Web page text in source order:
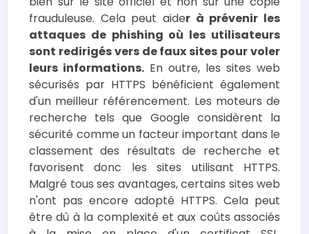
frauduleuse. Cela peut aider à prévenir les
attaques de phishing où les utilisateurs
sont redirigés vers de faux sites pour voler
leurs informations. En outre, les sites web
sécurisés par HTTPS bénéficient également
d'un meilleur référencement. Les moteurs de
recherche tels que Google considèrent la
sécurité comme un facteur important dans le
classement des résultats de recherche et
favorisent donc les sites utilisant HTTPS.
Malgré tous ses avantages, certains sites web
n'ont pas encore adopté HTTPS. Cela peut
être dû à la complexité et aux coûts associés